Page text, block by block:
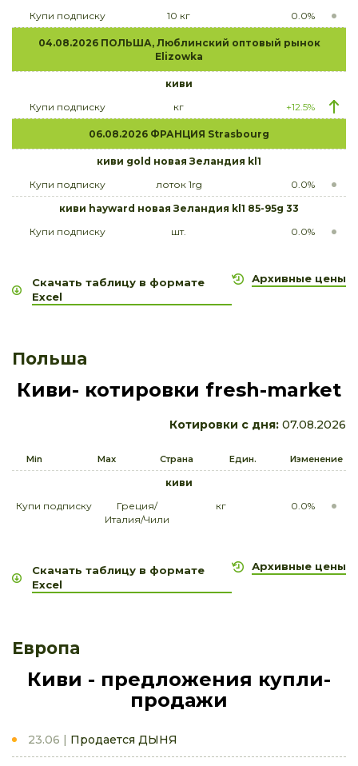
Купи подписку
10 кг 0.0%
04.08.2026 ПОЛЬША, Люблинский оптовый рынок
Elizowka
киви
Купи подписку
кг +12.5%
06.08.2026 ФРАНЦИЯ Strasbourg
киви gold новая Зеландия kl1
Купи подписку
лоток 1rg
0.0%
киви hayward новая Зеландия kl1 85-95g 33
Купи подписку
шт. 0.0%
Архивные цены
Скачать таблицу в формате
Excel
Польша
Киви- котировки fresh-market
Котировки с дня: 07.08.2026
Min Max Страна Един. Изменение
киви
Купи подписку
Греция/
Италия/Чили
кг 0.0%
Архивные цены
Скачать таблицу в формате
Excel
Европа
Киви - предложения купли-
продажи
23.06 Продается ДЫНЯ